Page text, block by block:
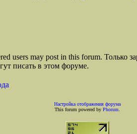
users may post in this forum. Только
писать в этом форуме.
Настройка отображения форума
This forum powered by Phorum